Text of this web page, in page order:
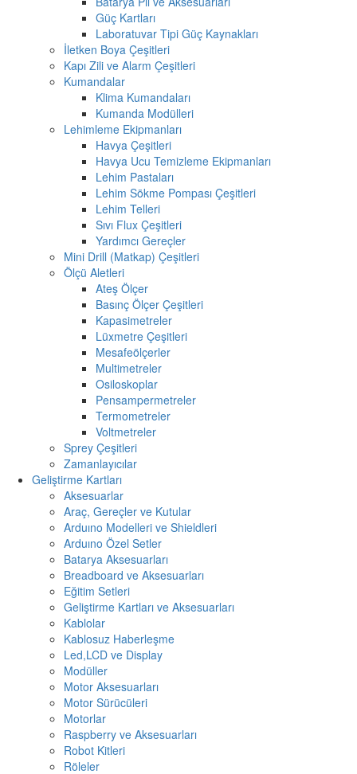
Güç Kartları
Laboratuvar Tipi Güç Kaynakları
İletken Boya Çeşitleri
Kapı Zili ve Alarm Çeşitleri
Kumandalar
Klima Kumandaları
Kumanda Modülleri
Lehimleme Ekipmanları
Havya Çeşitleri
Havya Ucu Temizleme Ekipmanları
Lehim Pastaları
Lehim Sökme Pompası Çeşitleri
Lehim Telleri
Sıvı Flux Çeşitleri
Yardımcı Gereçler
Mini Drill (Matkap) Çeşitleri
Ölçü Aletleri
Ateş Ölçer
Basınç Ölçer Çeşitleri
Kapasimetreler
Lüxmetre Çeşitleri
Mesafeölçerler
Multimetreler
Osiloskoplar
Pensampermetreler
Termometreler
Voltmetreler
Sprey Çeşitleri
Zamanlayıcılar
Geliştirme Kartları
Aksesuarlar
Araç, Gereçler ve Kutular
Arduıno Modelleri ve Shieldleri
Arduıno Özel Setler
Batarya Aksesuarları
Breadboard ve Aksesuarları
Eğitim Setleri
Geliştirme Kartları ve Aksesuarları
Kablolar
Kablosuz Haberleşme
Led,LCD ve Display
Modüller
Motor Aksesuarları
Motor Sürücüleri
Motorlar
Raspberry ve Aksesuarları
Robot Kitleri
Röleler